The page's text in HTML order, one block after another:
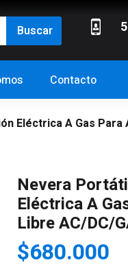
Contacto
Eléctrica A Gas
Nevera
Eléctrica A
Libre AC/DC/
$680.000